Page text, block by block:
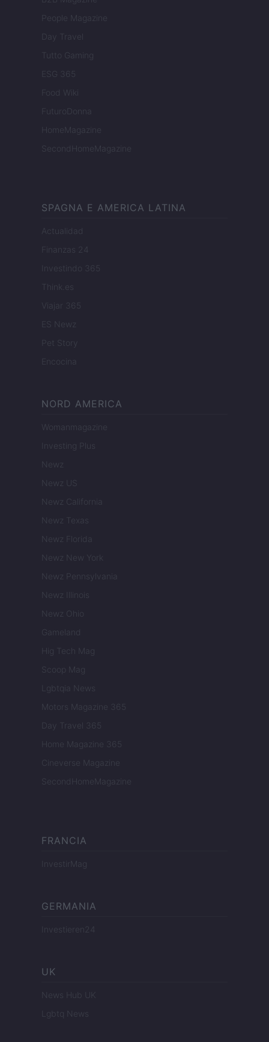
People Magazine
Day Travel
Tutto Gaming
ESG 365
Food Wiki
FuturoDonna
HomeMagazine
SecondHomeMagazine
SPAGNA E AMERICA LATINA
Actualidad
Finanzas 24
Investindo 365
Think.es
Viajar 365
ES Newz
Pet Story
Encocina
NORD AMERICA
Womanmagazine
Investing Plus
Newz
Newz US
Newz California
Newz Texas
Newz Florida
Newz New York
Newz Pennsylvania
Newz Illinois
Newz Ohio
Gameland
Hig Tech Mag
Scoop Mag
Lgbtqia News
Motors Magazine 365
Day Travel 365
Home Magazine 365
Cineverse Magazine
SecondHomeMagazine
FRANCIA
InvestirMag
GERMANIA
Investieren24
UK
News Hub UK
Lgbtq News